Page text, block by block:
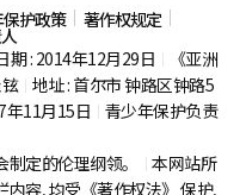
护政策 著作权规定
期 : 2014年12月29日
《亚洲
地址 : 首尔市钟路区钟路5
年11月15日
青少年保护负责
定的伦理纲领。
本网站所
容, 均受《著作权法》 保护,